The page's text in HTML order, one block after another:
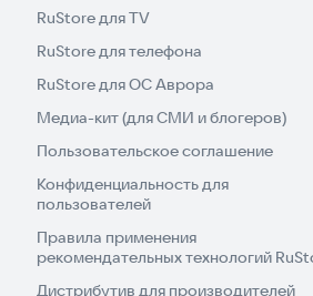
RuStore для TV
RuStore для телефона
RuStore для ОС Аврора
Медиа-кит (для СМИ и блогеров)
Пользовательское соглашение
Конфиденциальность для
пользователей
Правила применения
рекомендательных технологий
Дистрибутив для производителей